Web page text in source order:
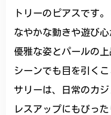
トリーのピアスです
なやかな動きや遊び
優雅な姿とパールの
シーンでも目を引く
サリーは、日常のカ
レスアップにもぴっ